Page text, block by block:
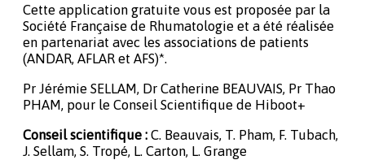
Cette application gratuite vous est proposée par la
Société Française de Rhumatologie et a été réalisée
en partenariat avec les associations de patients
(ANDAR, AFLAR et AFS)*.
Pr Jérémie SELLAM, Dr Catherine BEAUVAIS, Pr Thao
PHAM, pour le Conseil Scientifique de Hiboot+
Conseil scientifique : C. Beauvais, T. Pham, F. Tubach,
J. Sellam, S. Tropé, L. Carton, L. Grange